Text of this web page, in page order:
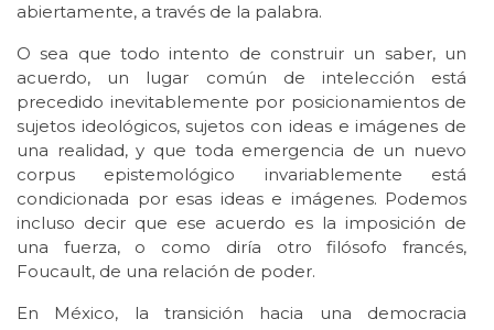
abiertamente, a través de la palabra.
O sea que todo intento de construir un saber, un
acuerdo, un lugar común de intelección está
precedido inevitablemente por posicionamientos de
sujetos ideológicos, sujetos con ideas e imágenes de
una realidad, y que toda emergencia de un nuevo
corpus epistemológico invariablemente está
condicionada por esas ideas e imágenes. Podemos
incluso decir que ese acuerdo es la imposición de
una fuerza, o como diría otro filósofo francés,
Foucault, de una relación de poder.
En México, la transición hacia una democracia